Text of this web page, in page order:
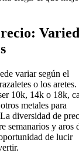
variar según el
o los
10k, 14k o 18k,
metales para
diversidad de
semanarios y aros
de lucir